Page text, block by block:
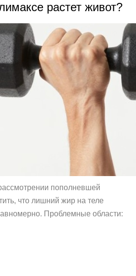
растет живот?
пополневшей
что лишний жир на теле
Проблемные области: